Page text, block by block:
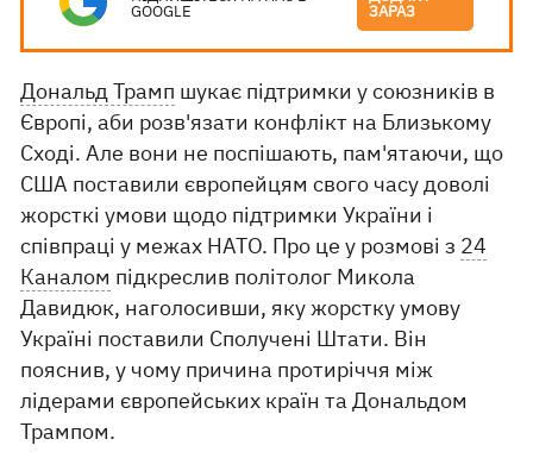
GOOGLE ЗАРАЗ
Дональд Трамп шукає підтримки у союзників в
Європі, аби розв'язати конфлікт на Близькому
Сході. Але вони не поспішають, пам'ятаючи, що
США поставили європейцям свого часу доволі
жорсткі умови щодо підтримки України і
співпраці у межах НАТО. Про це у розмові з 24
Каналом підкреслив політолог Микола
Давидюк, наголосивши, яку жорстку умову
Україні поставили Сполучені Штати. Він
пояснив, у чому причина протиріччя між
лідерами європейських країн та Дональдом
Трампом.